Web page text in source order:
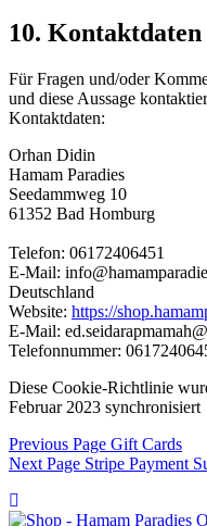
10. Kontaktdaten
Für Fragen und/oder
und diese Aussage
Kontaktdaten:
Orhan Didin
Hamam Paradies
Seedammweg 10
61352 Bad Homburg
Telefon: 06172406451
E-Mail:
Deutschland
Website: https://
E-Mail:
Telefonnummer:
Diese Cookie-Richtlinie
Februar 2023 synchronisiert
Beitragsnavigation
Previous Page Gift Cards
Next Page Stripe Payment